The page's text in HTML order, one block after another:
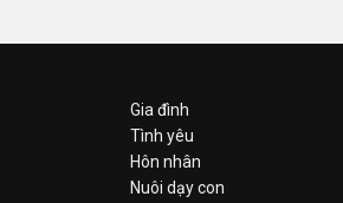
Gia đình
Tình yêu
Hôn nhân
Nuôi dạy con